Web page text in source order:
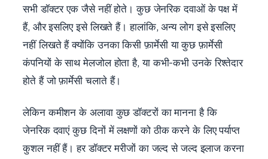
सभी डॉक्टर एक जैसे नहीं होते। कुछ जेनरिक दवाओं के पक्ष में
हैं, और इसलिए इसे लिखते हैं। हालांकि, अन्य लोग इसे इसलिए
नहीं लिखते हैं क्योंकि उनका किसी फ़ार्मेसी या कुछ फ़ार्मेसी
कंपनियों के साथ मेलजोल होता है, या कभी-कभी उनके रिश्तेदार
होते हैं जो फ़ार्मेसी चलाते हैं।
लेकिन कमीशन के अलावा कुछ डॉक्टरों का मानना है कि
जेनरिक दवाएं कुछ दिनों में लक्षणों को ठीक करने के लिए पर्याप्त
कुशल नहीं हैं। हर डॉक्टर मरीजों का जल्द से जल्द इलाज करना